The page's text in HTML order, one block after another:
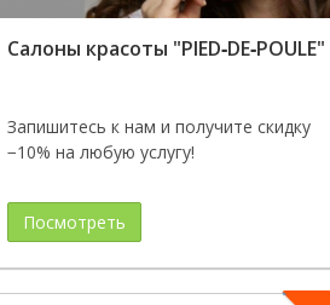
Салоны красоты "PIED‑DE‑POULE"
Запишитесь к нам и получите скидку
−10% на любую услугу!
Посмотреть